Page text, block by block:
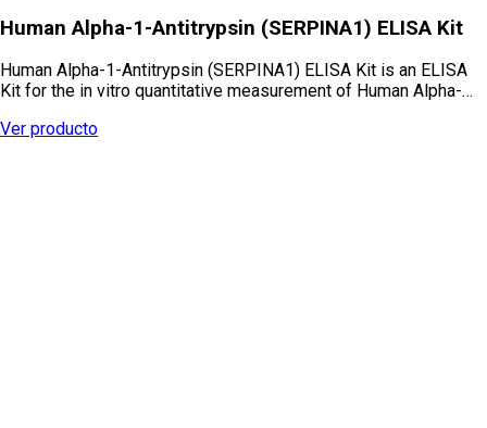
Human Alpha-1-Antitrypsin (SERPINA1) ELISA Kit
Human Alpha-1-Antitrypsin (SERPINA1) ELISA Kit is an ELISA
Kit for the in vitro quantitative measurement of Human Alpha-…
Ver producto